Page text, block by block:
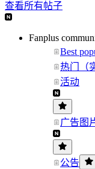
查看所有帖子
Fanplus
Best
热门（
活动
广告图
公告